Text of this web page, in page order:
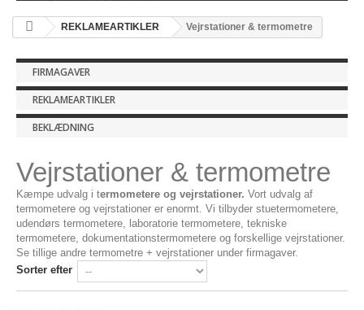
REKLAMEARTIKLER Vejrstationer & termometre
FIRMAGAVER
REKLAMEARTIKLER
BEKLÆDNING
Vejrstationer & termometre
Kæmpe udvalg i termometere og vejrstationer. Vort udvalg af
termometere og vejrstationer er enormt. Vi tilbyder stuetermometere,
udendørs termometere, laboratorie termometere, tekniske
termometere, dokumentationstermometere og forskellige vejrstationer.
Se tillige andre termometre + vejrstationer under firmagaver.
Sorter efter